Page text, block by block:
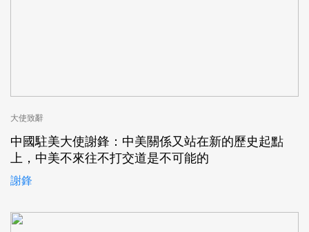
大使致辭
中國駐美大使謝鋒：中美關係又站在新的歷史起點
上，中美不來往不打交道是不可能的
謝鋒